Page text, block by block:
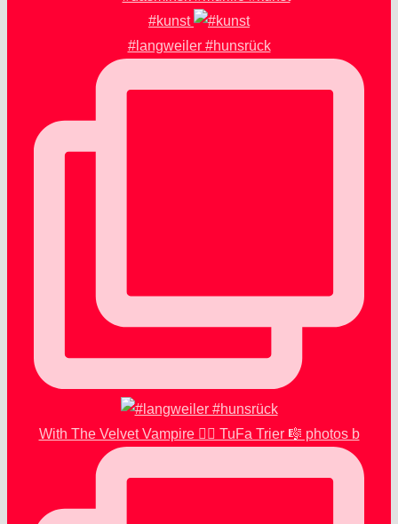
#kunst
#langweiler #hunsrück
With The Velvet Vampire 🧛‍♂️ TuFa Trier 🎼 photos b